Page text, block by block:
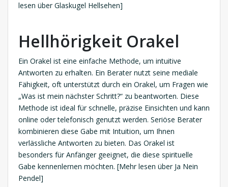
lesen über Glaskugel Hellsehen]
Hellhörigkeit Orakel
Ein Orakel ist eine einfache Methode, um intuitive
Antworten zu erhalten. Ein Berater nutzt seine mediale
Fähigkeit, oft unterstützt durch ein Orakel, um Fragen wie
„Was ist mein nächster Schritt?“ zu beantworten. Diese
Methode ist ideal für schnelle, präzise Einsichten und kann
online oder telefonisch genutzt werden. Seriöse Berater
kombinieren diese Gabe mit Intuition, um Ihnen
verlässliche Antworten zu bieten. Das Orakel ist
besonders für Anfänger geeignet, die diese spirituelle
Gabe kennenlernen möchten. [Mehr lesen über Ja Nein
Pendel]